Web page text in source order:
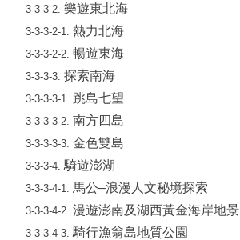
3-3-3-2. 樂遊東北海
3-3-3-2-1. 熱力北海
3-3-3-2-2. 暢遊東海
3-3-3-3. 探索南海
3-3-3-3-1. 跳島七望
3-3-3-3-2. 南方四島
3-3-3-3-3. 金色雙島
3-3-3-4. 騎遊澎湖
3-3-3-4-1. 馬公–浪漫人文秘境探索
3-3-3-4-2. 漫遊澎南及湖西黃金海岸地景
3-3-3-4-3. 騎行漁翁島地質公園